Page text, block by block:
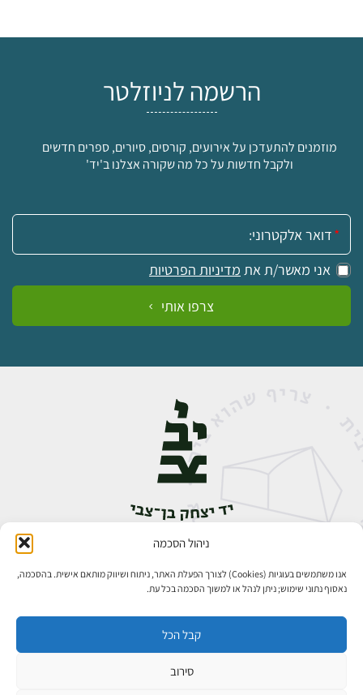
ניהול הסכמה
אנו משתמשים בעוגיות (Cookies) לצורך הפעלת האתר, ניתוח ושיווק מותאם אישית. בהסכמה,
נאסוף נתוני שימוש; ניתן לנהל או למשוך הסכמה בכל עת.
קבל הכל
סירוב
הרשמה לניוזלטר
מוזמנים להתעדכן על אירועים, קורסים, סיורים, ספרים חדשים
ולקבל חדשות על כל מה שקורה אצלנו ב'יד'
אימייל:
אני מאשר/ת את מדיניות הפרטיות
צרפו אותי
אבן גבירול 14, רחביה, ירושלים